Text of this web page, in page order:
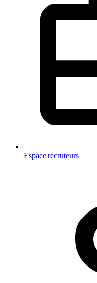
Espace recruteurs